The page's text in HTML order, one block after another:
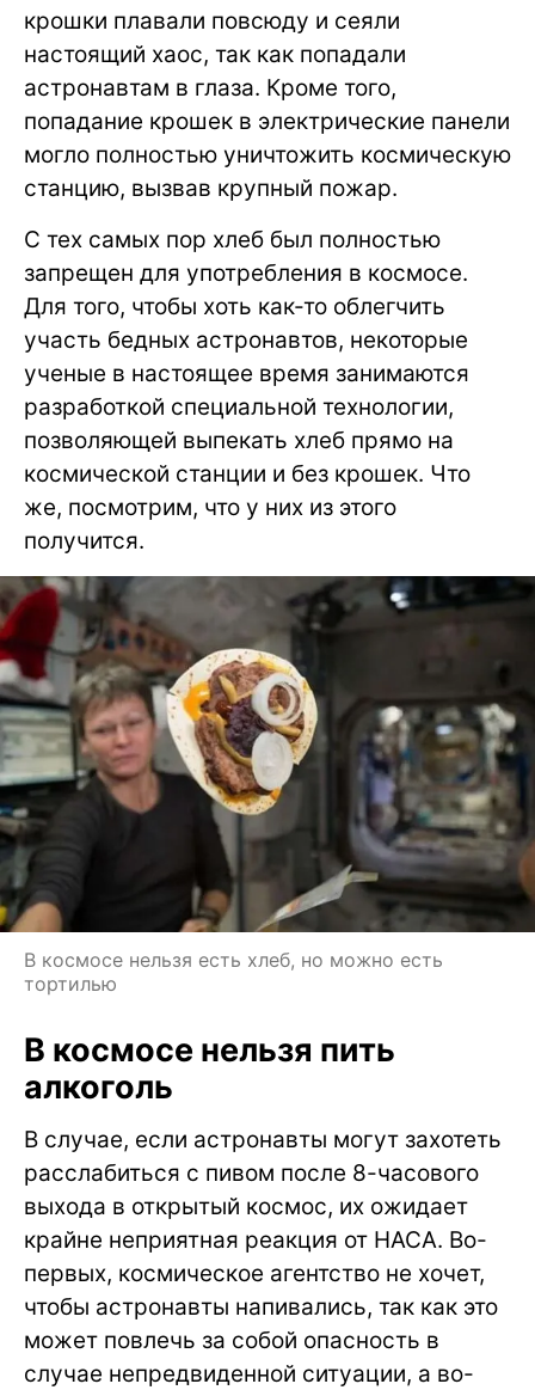
крошки плавали повсюду и сеяли
настоящий хаос, так как попадали
астронавтам в глаза. Кроме того,
попадание крошек в электрические панели
могло полностью уничтожить космическую
станцию, вызвав крупный пожар.
С тех самых пор хлеб был полностью
запрещен для употребления в космосе.
Для того, чтобы хоть как-то облегчить
участь бедных астронавтов, некоторые
ученые в настоящее время занимаются
разработкой специальной технологии,
позволяющей выпекать хлеб прямо на
космической станции и без крошек. Что
же, посмотрим, что у них из этого
получится.
В космосе нельзя есть хлеб, но можно есть
тортилью
В космосе нельзя пить
алкоголь
В случае, если астронавты могут захотеть
расслабиться с пивом после 8-часового
выхода в открытый космос, их ожидает
крайне неприятная реакция от НАСА. Во-
первых, космическое агентство не хочет,
чтобы астронавты напивались, так как это
может повлечь за собой опасность в
случае непредвиденной ситуации, а во-